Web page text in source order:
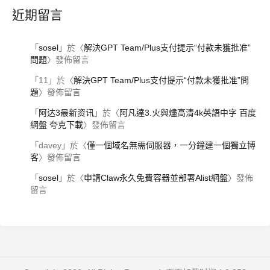
近期留言
「 sosel 」於〈解決GPT Team/Plus支付提示“付款未獲批准”
問題〉發佈留言
「 11 」於〈解決GPT Team/Plus支付提示“付款未獲批准”問
題〉發佈留言
「 阿达3最新资讯 」於〈阿凡達3.火與燼高清4k英語中字 百度
網盤 夸克下載〉發佈留言
「 davey 」於〈僅一個域名無需伺服器，一分鐘建一個獨立博
客〉發佈留言
「 sosel 」於〈申請Claw永久免費容器並部署Alist網盤〉發佈
留言